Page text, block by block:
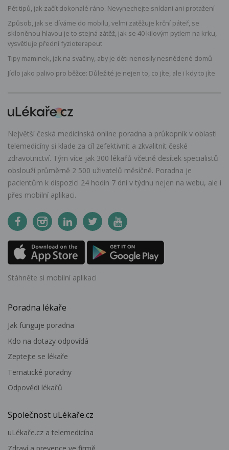
Pět tipů, jak začít dokonalé ráno. Nevynechejte snídani ani protažení
Způsob, jak se díváme do mobilu, velmi zatěžuje krční páteř, se
skloněnou hlavou je to stejná zátěž, jak se 40 kilovým pytlem na krku,
vysvětluje přední fyzioterapeut
Tipy maminek, jak na svačiny, aby je děti nenosily nesnědené domů
Jídlo jako palivo pro běžce: Důležité je nejen to, co jíte, ale i kdy to jíte
Největší česká medicínská online poradna a průkopník v oblasti
telemedicíny si klade za cíl zefektivnit a zkvalitnit české
zdravotnictví. Tým více jak 300 lékařů včetně desítek specialistů
obslouží průměrně 2 500 uživatelů měsíčně. Poradna je
pacientům k dispozici 24 hodin 7 dní v týdnu nejen na webu, ale i
přes mobilní aplikaci.
Stáhněte si mobilní aplikaci
Poradna lékaře
Jak funguje poradna
Kdo na dotazy odpovídá
Zeptejte se lékaře
Tematické poradny
Odpovědi lékařů
Společnost uLékaře.cz
uLékaře.cz a telemedicína